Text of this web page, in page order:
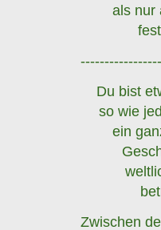
als nur
Du bist
so wie
ein
Zwischen